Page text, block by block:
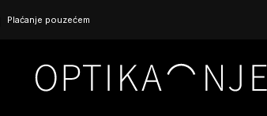
Plaćanje pouzećem